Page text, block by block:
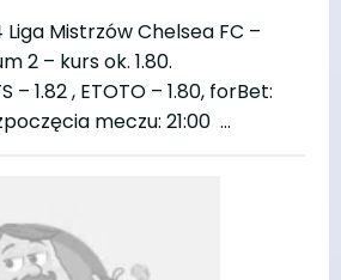
Mistrzów Chelsea FC –
2 – kurs ok. 1.80.
– 1.82 , ETOTO – 1.80, forBet:
meczu: 21:00 …